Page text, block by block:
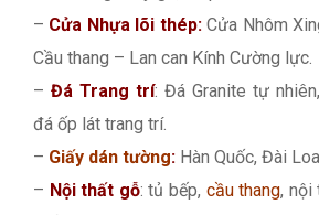
– Cửa Nhựa lõi thép:Cửa Nhôm
Cầu thang – Lan can Kính Cường lực.
– Đá Trang trí: Đá Granite tự
đá ốp lát trang trí.
– Giấy dán tường: Hàn Quốc, Đài
– Nội thất gỗ: tủ bếp, cầu thang, nội